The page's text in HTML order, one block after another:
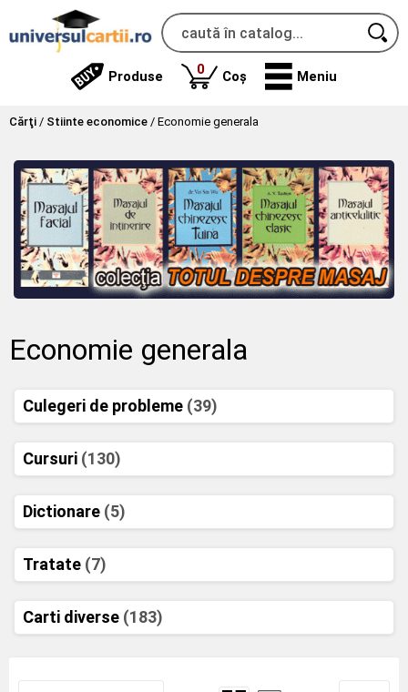
Produse 0produse
Coș Meniu
Cărţi / Stiinte economice / Economie generala
Economie generala
Culegeri de probleme (39)
Cursuri (130)
Dictionare (5)
Tratate (7)
Carti diverse (183)